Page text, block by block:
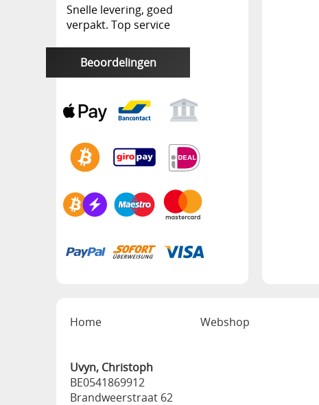
Snelle levering, goed
verpakt. Top service
Beoordelingen
Home Webshop
Uvyn, Christoph
BE0541869912
Brandweerstraat 62